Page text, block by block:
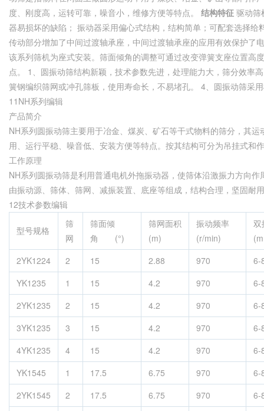
度、刚度高，运转可靠，噪音小，维修方便等特点。 结构特征 驱动筛
器易损坏的缺陷； 振动器采用偏心式结构，结构简单；可配套选择
传动部分增加了中间过渡轴承座，中间过渡轴承座的应用有效保护
该系列筛机为座式安装。筛面倾角的调整可通过改变弹簧支座位置高
点。 1、圆振动筛结构新颖，技术参数先进，处理能力大，筛分效率
簧钢编织筛网或冲孔筛板，使用寿命长，不易堵孔。 4、圆振动筛采
11NH系列编辑
产品简介
NH系列圆振动筛主要用于冶金、煤炭、矿石等干式物料的筛分，其
用、运行平稳、噪音低、安装方便等特点。按其结构可分为吊挂式和
工作原理
NH系列圆振动筛是利用普通电机外拖振动器，使筛体沿激振力方向
由振动源、筛体、筛网、减振装置、底座等组成，结构合理，坚固耐
12技术参数编辑
型号规格
筛
网
筛面倾
角 (°)
筛网面积
(m)
振动频率
(r/min)
2YK1224
2 15 2.88 970
6-
YK1235
1 15 4.2 970
6-
2YK1235
2 15 4.2 970
6-
3YK1235
3 15 4.2 970
6-
4YK1235
4 15 4.2 970
6-
YK1545
1 17.5 6.75 970
6-
2YK1545
2 17.5 6.75 970
6-